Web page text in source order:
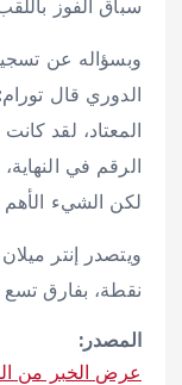
سباق الفوز
وبسؤاله عن
الدوري قال
المعتاد، لقد
الرقم في
لكن الشيء الأهم
نقطة، بفارق
المصدر:
عرض الخبر من